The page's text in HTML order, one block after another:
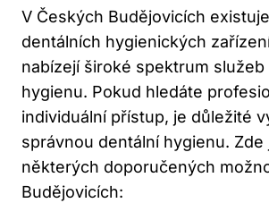
V Českých Budějovicích
dentálních hygienických
nabízejí široké spektrum
hygienu. Pokud hledáte
individuální přístup, je důležité
správnou dentální hygienu. Zde
některých doporučených
Budějovicích: